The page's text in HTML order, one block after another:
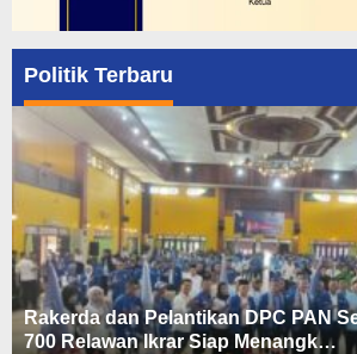
Politik Terbaru
Rakerda dan Pelantikan DPC PAN
700 Relawan Ikrar Siap Menangk…